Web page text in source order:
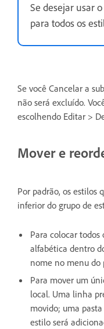
Se desejar usar
para todos os
Se você Cancelar a
não será excluído.
escolhendo Editar >
Mover e
Por padrão, os estilos
inferior do grupo de
Para colocar todos
alfabética dentro
nome no menu do
Para mover um
local. Uma linha
movido; uma
estilo será